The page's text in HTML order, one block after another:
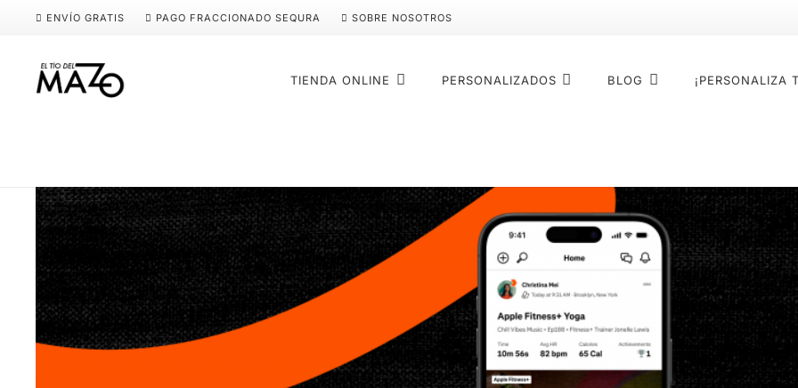
ENVÍO GRATIS PAGO FRACCIONADO SEQURA SOBRE NOSOTROS
TIENDA ONLINE PERSONALIZADOS BLOG ¡PERSONALIZA